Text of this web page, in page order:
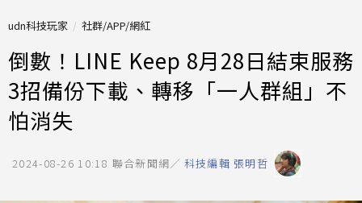
udn科技玩家 社群/APP/網紅
倒數！LINE Keep 8月28日結束服務
3招備份下載、轉移「一人群組」不
怕消失
2024-08-26 10:18 聯合新聞網／ 科技編輯 張明哲